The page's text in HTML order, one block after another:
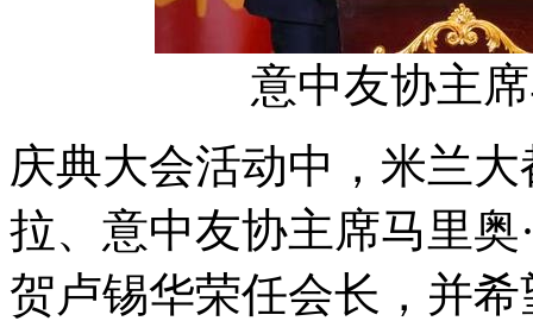
意中友协主
庆典大会活动中，米兰
拉、意中友协主席马里
贺卢锡华荣任会长，并